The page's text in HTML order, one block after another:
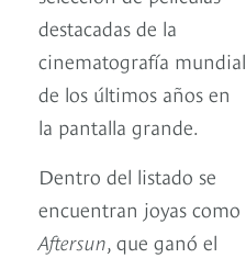
destacadas de la
cinematografía mundial
de los últimos años en
la pantalla grande.
Dentro del listado se
encuentran joyas como
Aftersun , que ganó el